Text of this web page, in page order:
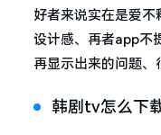
好者来说实在是爱
设计感、再者app不
再显示出来的问题、
韩剧tv怎么下